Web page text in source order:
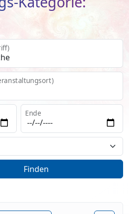
Ende